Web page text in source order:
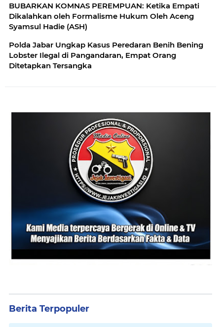
BUBARKAN KOMNAS PEREMPUAN: Ketika Empati
Dikalahkan oleh Formalisme Hukum Oleh Aceng
Syamsul Hadie (ASH)
Polda Jabar Ungkap Kasus Peredaran Benih Bening
Lobster Ilegal di Pangandaran, Empat Orang
Ditetapkan Tersangka
Berita Terpopuler